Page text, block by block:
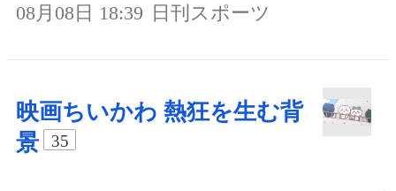
08月08日 18:39 日刊スポーツ
映画ちいかわ 熱狂を生む背
景
35